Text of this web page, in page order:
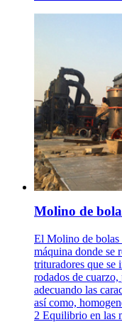
Molino de
El Molino de bolas
máquina donde se
trituradores que se
rodados de cuarzo,
adecuando las
así como,
2 Equilibrio en las